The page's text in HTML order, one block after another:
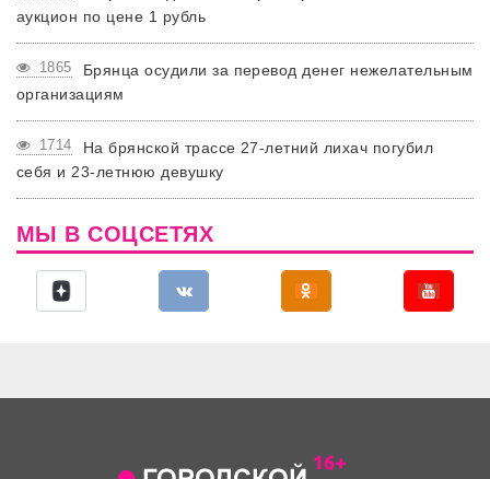
аукцион по цене 1 рубль
1865
Брянца осудили за перевод денег нежелательным
организациям
1714
На брянской трассе 27-летний лихач погубил
себя и 23-летнюю девушку
МЫ В СОЦСЕТЯХ